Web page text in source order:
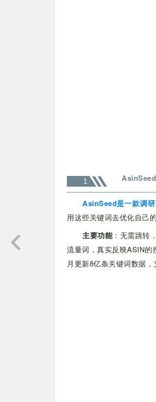
1
AsinSeed是一款调
用这些关键词去优化自己
主要功能：无需跳转
流量词，真实反映ASIN的
月更新8亿条关键词数据